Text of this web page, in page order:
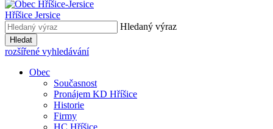
Hříšice Jersice
Hledaný výraz
Hledat
rozšířené vyhledávání
Obec
Současnost
Pronájem KD Hříšice
Historie
Firmy
HC Hříšice